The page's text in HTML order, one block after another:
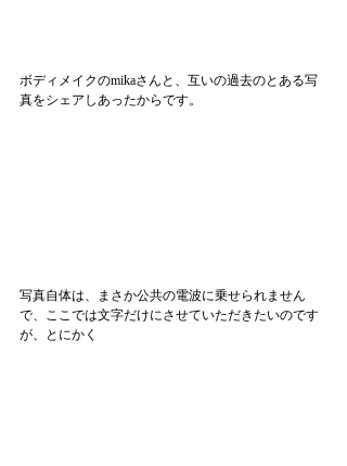
ボディメイクのmikaさんと、互いの過去のとある写
真をシェアしあったからです。
写真自体は、まさか公共の電波に乗せられません
で、ここでは文字だけにさせていただきたいのです
が、とにかく